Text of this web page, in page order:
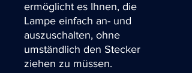
ermöglicht es Ihnen, die
Lampe einfach an- und
auszuschalten, ohne
umständlich den Stecker
ziehen zu müssen.